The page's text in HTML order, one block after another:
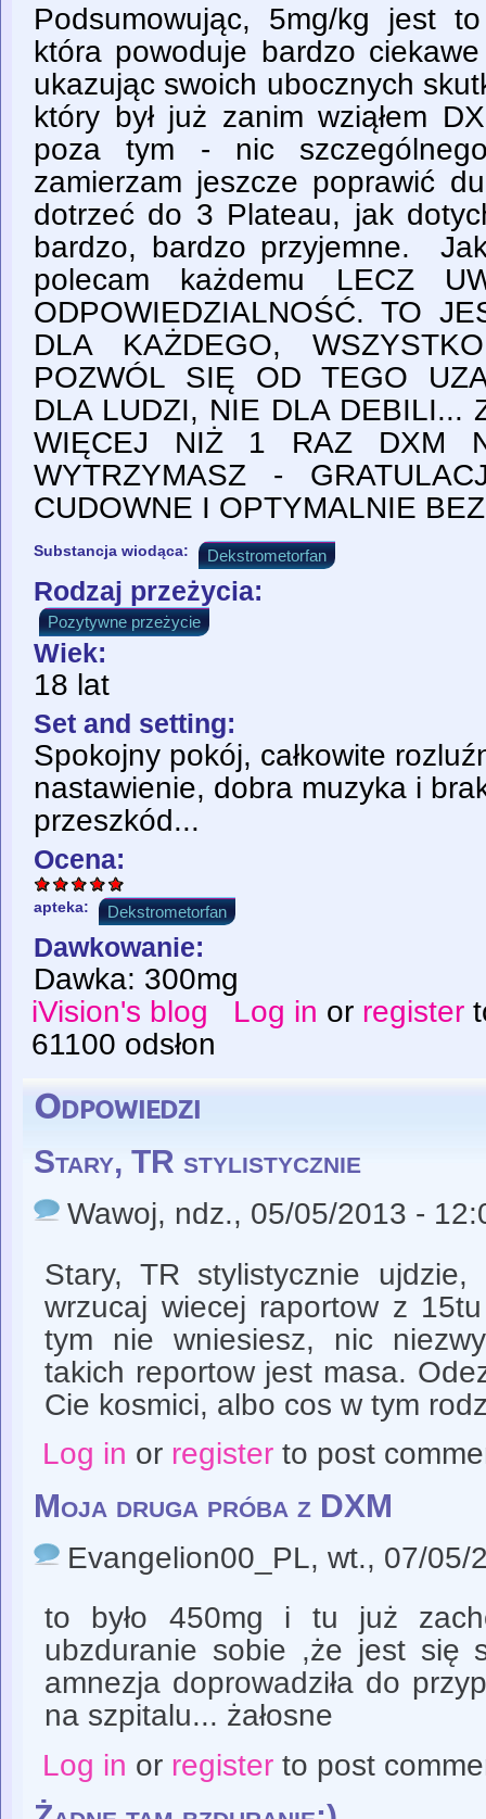
Podsumowując, 5mg/kg jest
która powoduje bardzo
ukazując swoich ubocznych
który był już zanim wziąłem
poza tym - nic
zamierzam jeszcze poprawić
dotrzeć do 3 Plateau, jak
bardzo, bardzo przyjemne.
polecam każdemu LECZ
ODPOWIEDZIALNOŚĆ. TO
DLA KAŻDEGO,
POZWÓL SIĘ OD TEGO
DLA LUDZI, NIE DLA DEBILI...
WIĘCEJ NIŻ 1 RAZ DXM
WYTRZYMASZ -
CUDOWNE I OPTYMALNIE
Substancja wiodąca: Dekstrometorfan
Rodzaj przeżycia:
Pozytywne przeżycie
Wiek:
18 lat
Set and setting:
Spokojny pokój, całkowite
nastawienie, dobra muzyka i
przeszkód...
Ocena:
apteka: Dekstrometorfan
Dawkowanie:
Dawka: 300mg
iVision's blog
Log in or register
61100 odsłon
Odpowiedzi
Stary, TR stylistycznie
Wawoj, ndz., 05/05/2013 -
Stary, TR stylistycznie
wrzucaj wiecej raportow z
tym nie wniesiesz, nic
takich reportow jest masa.
Cie kosmici, albo cos w tym
Log in or registerto post
Moja druga próba z DXM
Evangelion00_PL, wt., 07/05/
to było 450mg i tu już
ubzduranie sobie ,że jest się
amnezja doprowadziła do
na szpitalu... żałosne
Log in or registerto post